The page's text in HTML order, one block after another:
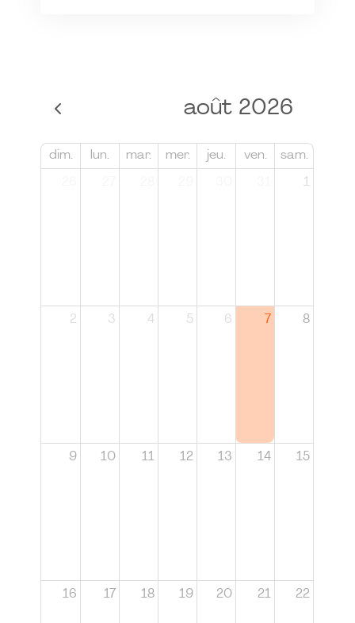
août 2026
dim. lun. mar. mer. jeu. ven. sam.
1
2 3 4 5 6 7 8
9 10 11 12 13 14 15
16 17 18 19 20 21 22